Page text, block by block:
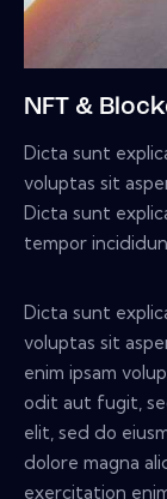
NFT &
Dicta sunt
voluptas sit
Dicta sunt
tempor
Dicta sunt
voluptas sit
enim ipsam
odit aut fugit,
elit, sed do
dolore magna
exercitation